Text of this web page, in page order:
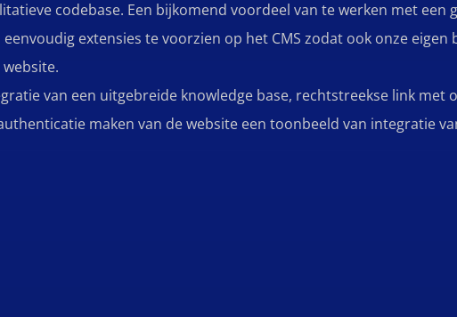
codebase. Een bijkomend voordeel van te werken met
extensies te voorzien op het CMS zodat ook onze
van een uitgebreide knowledge base, rechtstreekse link
maken van de website een toonbeeld van integratie